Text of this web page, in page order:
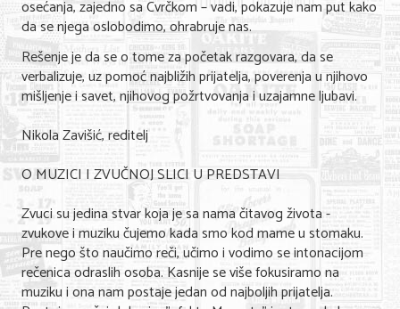
osećanja, zajedno sa Cvrčkom – vadi, pokazuje nam put kako
da se njega oslobodimo, ohrabruje nas.
Rešenje je da se o tome za početak razgovara, da se
verbalizuje, uz pomoć najbližih prijatelja, poverenja u njihovo
mišljenje i savet, njihovog požrtvovanja i uzajamne ljubavi.
Nikola Zavišić, reditelj
O MUZICI I ZVUČNOJ SLICI U PREDSTAVI
Zvuci su jedina stvar koja je sa nama čitavog života -
zvukove i muziku čujemo kada smo kod mame u stomaku.
Pre nego što naučimo reči, učimo i vodimo se intonacijom
rečenica odraslih osoba. Kasnije se više fokusiramo na
muziku i ona nam postaje jedan od najboljih prijatelja.